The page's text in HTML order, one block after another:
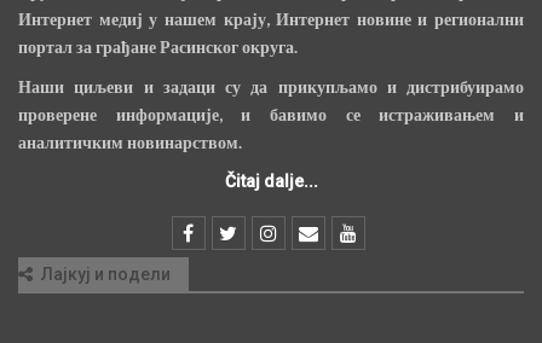
Интернет медиј у нашем крају, Интернет новине и регионални
портал за грађане Расинског округа.
Наши циљеви и задаци су да прикупљамо и дистрибуирамо
проверене информације, и бавимо се истраживањем и
аналитичким новинарством.
Čitaj dalje...
Лајкуј и подели